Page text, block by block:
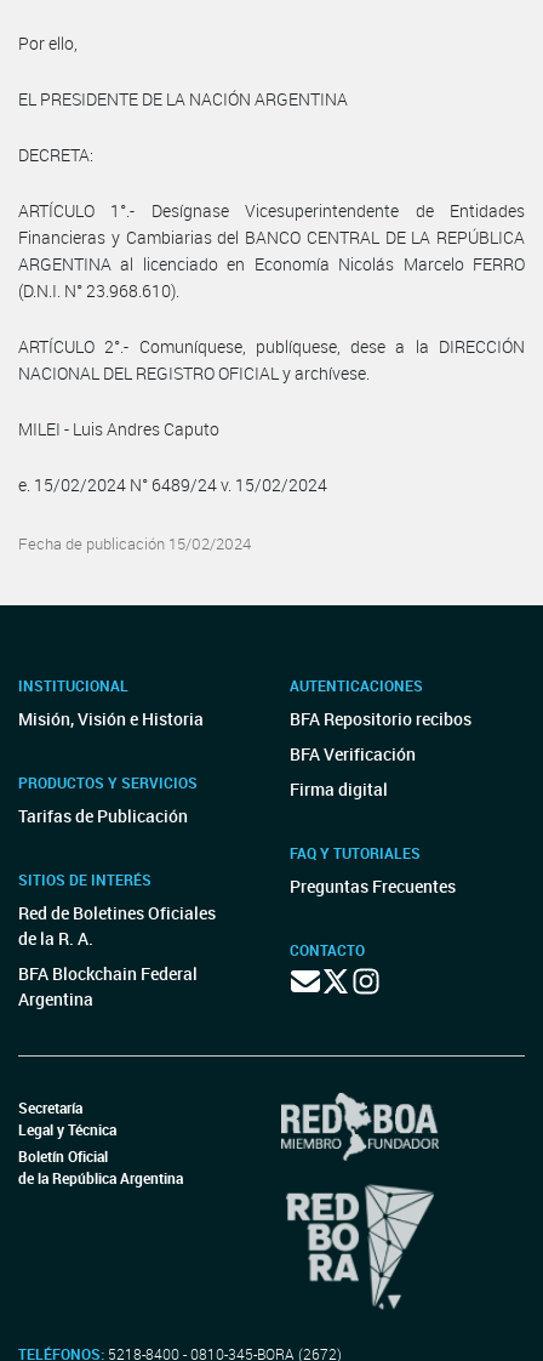
Por ello,
EL PRESIDENTE DE LA NACIÓN ARGENTINA
DECRETA:
ARTÍCULO 1°.- Desígnase Vicesuperintendente de Entidades
Financieras y Cambiarias del BANCO CENTRAL DE LA REPÚBLICA
ARGENTINA al licenciado en Economía Nicolás Marcelo FERRO
(D.N.I. N° 23.968.610).
ARTÍCULO 2°.- Comuníquese, publíquese, dese a la DIRECCIÓN
NACIONAL DEL REGISTRO OFICIAL y archívese.
MILEI - Luis Andres Caputo
e. 15/02/2024 N° 6489/24 v. 15/02/2024
Fecha de publicación 15/02/2024
INSTITUCIONAL
Misión, Visión e Historia
PRODUCTOS Y SERVICIOS
Tarifas de Publicación
SITIOS DE INTERÉS
Red de Boletines Oficiales
de la R. A.
BFA Blockchain Federal
Argentina
AUTENTICACIONES
BFA Repositorio recibos
BFA Verificación
Firma digital
FAQ Y TUTORIALES
Preguntas Frecuentes
CONTACTO
Secretaría
Legal y Técnica
Boletín Oficial
de la República Argentina
TELÉFONOS: 5218-8400 - 0810-345-BORA (2672)